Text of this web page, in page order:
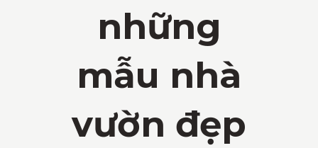
những
mẫu nhà
vườn đẹp